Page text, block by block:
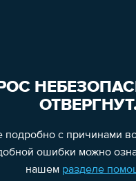
подробно с причинами
ошибки можно
нашем разделе